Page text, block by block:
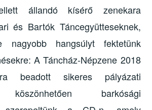
állandó kísérő zenekara
és Bartók Táncegyütteseknek,
nagyobb hangsúlyt fektetünk
A Táncház-Népzene 2018
beadott sikeres pályázati
köszönhetően barkósági